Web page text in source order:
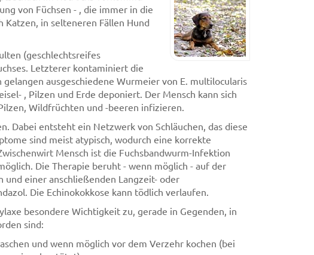
von Füchsen - , die immer in die
in selteneren Fällen Hund
(geschlechtsreifes
Letzterer kontaminiert die
ausgeschiedene Wurmeier von E. multilocularis
, Pilzen und Erde deponiert. Der Mensch kann sich
Wildfrüchten und -beeren infizieren.
Dabei entsteht ein Netzwerk von Schläuchen, das diese
sind meist atypisch, wodurch eine korrekte
Mensch ist die Fuchsbandwurm-Infektion
Die Therapie beruht - wenn möglich - auf der
einer anschließenden Langzeit- oder
Die Echinokokkose kann tödlich verlaufen.
besondere Wichtigkeit zu, gerade in Gegenden, in
sind:
und wenn möglich vor dem Verzehr kochen (bei